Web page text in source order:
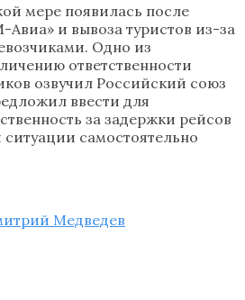
мере появилась после
и вывоза туристов из-за
Одно из
ответственности
озвучил Российский союз
ввести для
за задержки рейсов
самостоятельно
Медведев